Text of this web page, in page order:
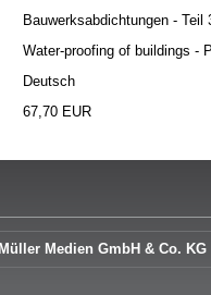
Bauwerksabdichtungen - Teil
Water-proofing of buildings -
Deutsch
67,70 EUR
Medien GmbH & Co. KG